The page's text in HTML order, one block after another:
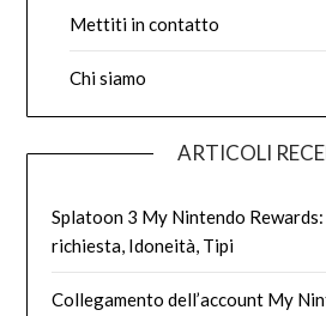
Mettiti in contatto
Chi siamo
ARTICOLI
Splatoon 3 My Nintendo
richiesta, Idoneità, Tipi
Collegamento dell’account My